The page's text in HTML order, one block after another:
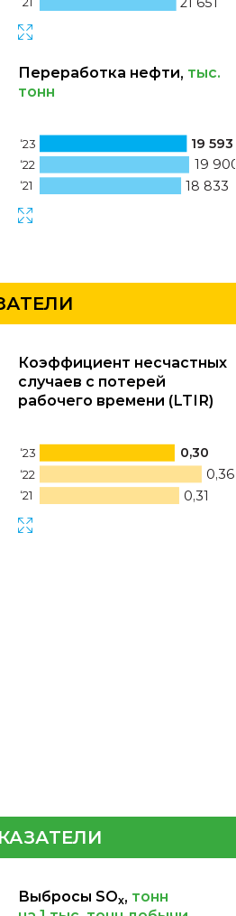
Переработка нефти, тыс.
тонн
‘23
‘22
‘21
19 593
19 900
18 833
Коэффициент несчастных
случаев с потерей
рабочего времени (LTIR)
‘23
‘22
‘21
0,30
0,36
0,31
Выбросы SОx, тонн